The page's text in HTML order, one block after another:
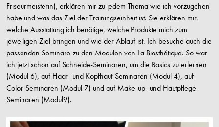
Friseurmeisterin), erklären mir zu jedem Thema wie ich vorzugehen
habe und was das Ziel der Trainingseinheit ist. Sie erklären mir,
welche Ausstattung ich benötige, welche Produkte mich zum
jeweiligen Ziel bringen und wie der Ablauf ist. Ich besuche auch die
passenden Seminare zu den Modulen von La Biosthétique. So war
ich jetzt schon auf Schneide-Seminaren, um die Basics zu erlernen
(Modul 6), auf Haar- und Kopfhaut-Seminaren (Modul 4), auf
Color-Seminaren (Modul 7) und auf Make-up- und Hautpflege-
Seminaren (Modul9).